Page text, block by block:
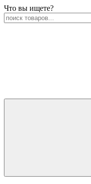
Что вы ищете?